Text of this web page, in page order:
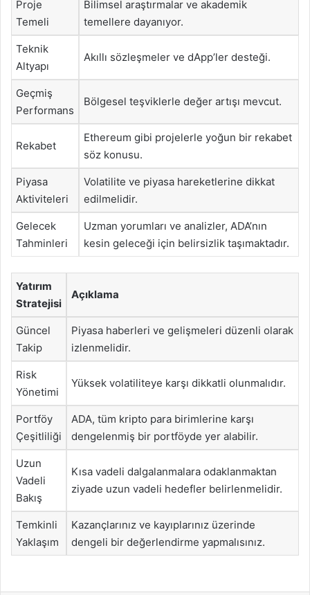
Proje
Temeli
Bilimsel araştırmalar ve akademik
temellere dayanıyor.
Teknik
Altyapı
Akıllı sözleşmeler ve dApp’ler desteği.
Geçmiş
Performans
Bölgesel teşviklerle değer artışı mevcut.
Rekabet
Ethereum gibi projelerle yoğun bir rekabet
söz konusu.
Piyasa
Aktiviteleri
Volatilite ve piyasa hareketlerine dikkat
edilmelidir.
Gelecek
Tahminleri
Uzman yorumları ve analizler, ADA’nın
kesin geleceği için belirsizlik taşımaktadır.
Yatırım
Stratejisi
Açıklama
Güncel
Takip
Piyasa haberleri ve gelişmeleri düzenli olarak
izlenmelidir.
Risk
Yönetimi
Yüksek volatiliteye karşı dikkatli olunmalıdır.
Portföy
Çeşitliliği
ADA, tüm kripto para birimlerine karşı
dengelenmiş bir portföyde yer alabilir.
Uzun
Vadeli
Bakış
Kısa vadeli dalgalanmalara odaklanmaktan
ziyade uzun vadeli hedefler belirlenmelidir.
Temkinli
Yaklaşım
Kazançlarınız ve kayıplarınız üzerinde
dengeli bir değerlendirme yapmalısınız.